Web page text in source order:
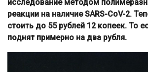
исследование методом
реакции на наличие SARS-CoV-2.
стоить до 55 рублей 12 копеек. То
поднят примерно на два рубля.